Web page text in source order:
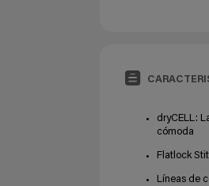
dryCELL:
cómoda
Flatlock
Líneas de